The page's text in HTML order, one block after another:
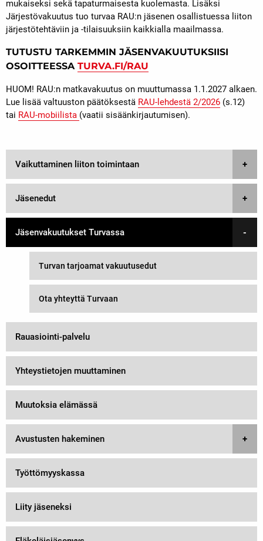
mukaiseksi sekä tapaturmaisesta kuolemasta. Lisäksi
Järjestövakuutus tuo turvaa RAU:n jäsenen osallistuessa liiton
järjestötehtäviin ja -tilaisuuksiin kaikkialla maailmassa.
TUTUSTU TARKEMMIN JÄSENVAKUUTUKSIISI
OSOITTEESSA TURVA.FI/RAU
HUOM! RAU:n matkavakuutus on muuttumassa 1.1.2027 alkaen.
Lue lisää valtuuston päätöksestä RAU-lehdestä 2/2026 (s.12)
tai RAU-mobiilista (vaatii sisäänkirjautumisen).
Vaikuttaminen liiton toimintaan
Jäsenedut
Jäsenvakuutukset Turvassa
Turvan tarjoamat vakuutusedut
Ota yhteyttä Turvaan
Rauasiointi-palvelu
Yhteystietojen muuttaminen
Muutoksia elämässä
Avustusten hakeminen
Työttömyyskassa
Liity jäseneksi